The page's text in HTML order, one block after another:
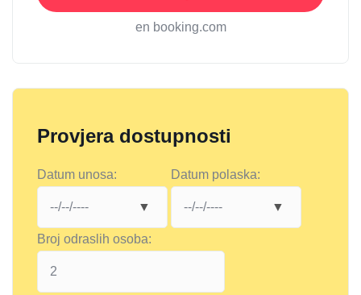
en booking.com
Provjera dostupnosti
Datum unosa: Datum polaska:
Broj odraslih osoba: